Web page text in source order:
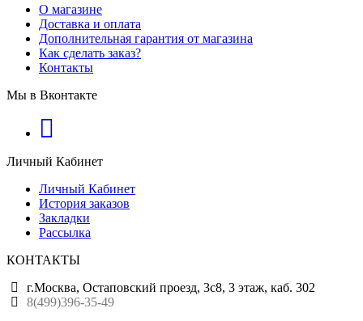
О магазине
Доставка и оплата
Дополнительная гарантия от магазина
Как сделать заказ?
Контакты
Мы в Вконтакте
Личный Кабинет
Личный Кабинет
История заказов
Закладки
Рассылка
КОНТАКТЫ
г.Москва, Остаповский проезд, 3с8, 3 этаж, каб. 302
8(499)396-35-49